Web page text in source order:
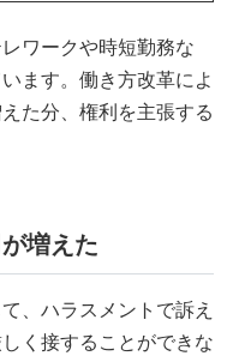
ワークや時短勤務な
ます。働き方改革によ
た分、権利を主張する
増えた
、ハラスメントで訴え
く接することができな